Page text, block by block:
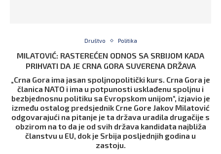
Društvo Politika
MILATOVIĆ: RASTEREĆEN ODNOS SA SRBIJOM KADA
PRIHVATI DA JE CRNA GORA SUVERENA DRŽAVA
„Crna Gora ima jasan spoljnopolitički kurs. Crna Gora je
članica NATO i ima u potpunosti usklađenu spoljnu i
bezbjednosnu politiku sa Evropskom unijom“, izjavio je
između ostalog predsjednik Crne Gore Jakov Milatović
odgovarajući na pitanje je ta država uradila drugačije s
obzirom na to da je od svih država kandidata najbliža
članstvu u EU, dok je Srbija posljednjih godina u
zastoju.